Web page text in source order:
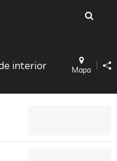
interior Mapa